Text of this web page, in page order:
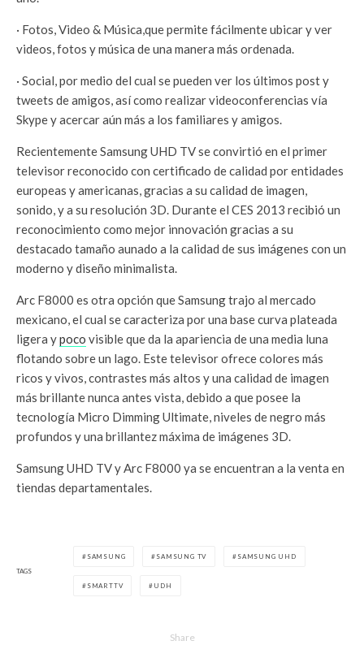
· Fotos, Video & Música,que permite fácilmente ubicar y ver
videos, fotos y música de una manera más ordenada.
· Social, por medio del cual se pueden ver los últimos post y
tweets de amigos, así como realizar videoconferencias vía
Skype y acercar aún más a los familiares y amigos.
Recientemente Samsung UHD TV se convirtió en el primer
televisor reconocido con certificado de calidad por entidades
europeas y americanas, gracias a su calidad de imagen,
sonido, y a su resolución 3D. Durante el CES 2013 recibió un
reconocimiento como mejor innovación gracias a su
destacado tamaño aunado a la calidad de sus imágenes con un
moderno y diseño minimalista.
Arc F8000 es otra opción que Samsung trajo al mercado
mexicano, el cual se caracteriza por una base curva plateada
ligera ypoco visible que da la apariencia de una media luna
flotando sobre un lago. Este televisor ofrece colores más
ricos y vivos, contrastes más altos y una calidad de imagen
más brillante nunca antes vista, debido a que posee la
tecnología Micro Dimming Ultimate, niveles de negro más
profundos y una brillantez máxima de imágenes 3D.
Samsung UHD TV y Arc F8000 ya se encuentran a la venta en
tiendas departamentales.
TAGS
SAMSUNG SAMSUNG TV SAMSUNG UHD
SMARTTV UDH
Share